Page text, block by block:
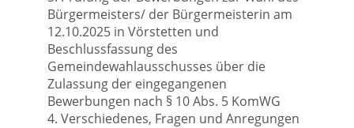
Bürgermeisters/ der Bürgermeisterin am
12.10.2025 in Vörstetten und
Beschlussfassung des
Gemeindewahlausschusses über die
Zulassung der eingegangenen
Bewerbungen nach § 10 Abs. 5 KomWG
4. Verschiedenes, Fragen und Anregungen